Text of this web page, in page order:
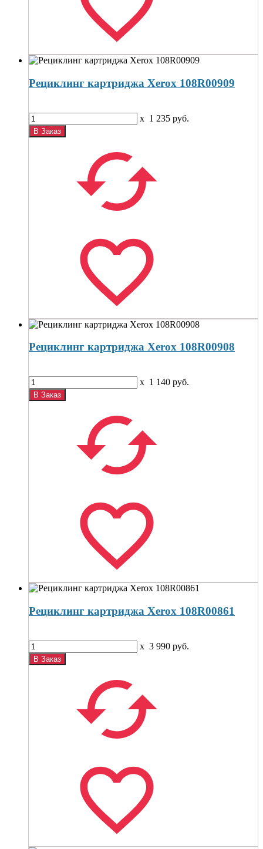
Рециклинг картриджа Xerox 108R00909
x 1 235 руб.
Рециклинг картриджа Xerox 108R00908
x 1 140 руб.
Рециклинг картриджа Xerox 108R00861
x 3 990 руб.